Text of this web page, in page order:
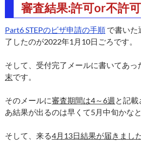
審査結果:許可or不許可
Part6 STEPのビザ申請の手順 で書いた
了したのが2022年1月10日ごろです。
そして、受付完了メールに書いてあっ
末です。
そのメールに審査期間は4～6週 と記載
あ結果が出るのは早くて5月中旬かな
そして、来る4月13日結果が届きまし